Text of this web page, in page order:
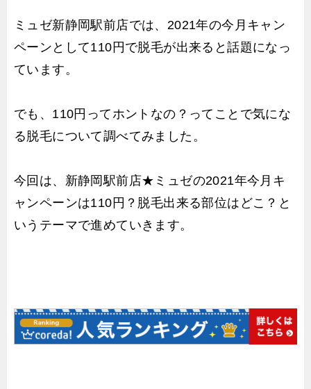
ミュゼ新静岡駅前店では、2021年の今月キャン
ペーンとして110円で脱毛が出来ると話題になっ
ています。
でも、110円ってホントなの？ってことで気にな
る脱毛について調べてみました。
今回は、新静岡駅前店★ミュゼの2021年今月キ
ャンペーンは110円？脱毛出来る部位はどこ？と
いうテーマで進めていきます。